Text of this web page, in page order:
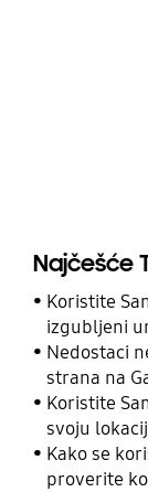
Najčešće
Koristite
izgubljeni
Nedostaci
strana na
Koristite
svoju
i drugim
Kako se
proverite